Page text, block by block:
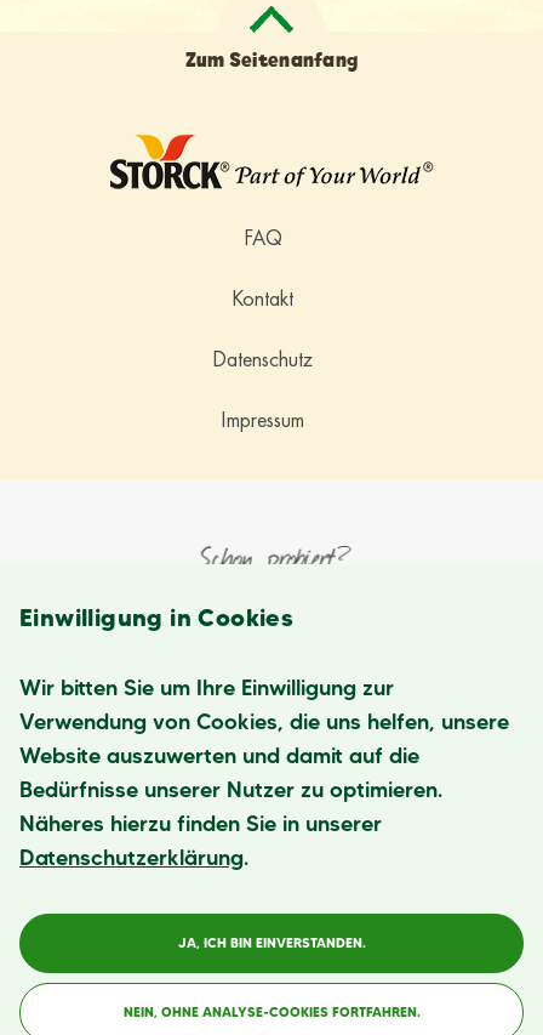
Zum Seitenanfang
FAQ
Kontakt
Datenschutz
Impressum
Einwilligung in Cookies
Wir bitten Sie um Ihre Einwilligung zur
Verwendung von Cookies, die uns helfen, unsere
Website auszuwerten und damit auf die
Bedürfnisse unserer Nutzer zu optimieren.
Näheres hierzu finden Sie in unserer
Datenschutzerklärung.
JA, ICH BIN EINVERSTANDEN.
NEIN, OHNE ANALYSE-COOKIES FORTFAHREN.